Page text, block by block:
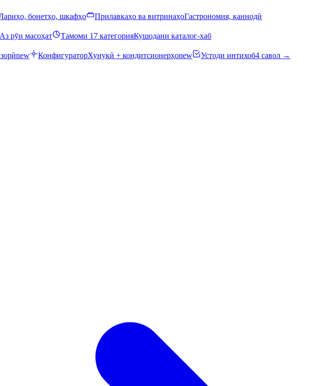
бонетҳо, шкафҳо Прилавкаҳо ва витринаҳоГастрономия, қаннодӣ
Аз рӯи масоҳат Тамоми 17 категорияКушодани каталог-хаб
new КонфигураторХунукӣ + кондитсионерҳоnew Устоди интихоб4 савол →